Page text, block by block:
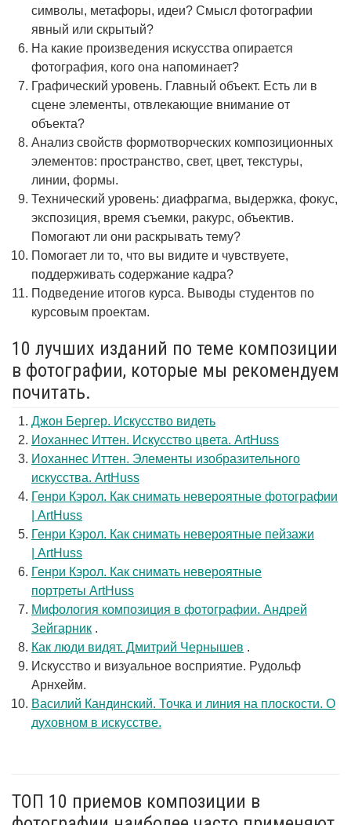
символы, метафоры, идеи? Смысл фотографии
явный или скрытый?
На какие произведения искусства опирается
фотография, кого она напоминает?
Графический уровень. Главный объект. Есть ли в
сцене элементы, отвлекающие внимание от
объекта?
Анализ свойств формотворческих композиционных
элементов: пространство, свет, цвет, текстуры,
линии, формы.
Технический уровень: диафрагма, выдержка, фокус,
экспозиция, время съемки, ракурс, объектив.
Помогают ли они раскрывать тему?
Помогает ли то, что вы видите и чувствуете,
поддерживать содержание кадра?
Подведение итогов курса. Выводы студентов по
курсовым проектам.
10 лучших изданий по теме композиции
в фотографии, которые мы рекомендуем
почитать.
Джон Бергер. Искусство видеть
Иоханнес Иттен. Искусство цвета. ArtHuss
Иоханнес Иттен. Элементы изобразительного
искусства. ArtHuss
Генри Кэрол. Как снимать невероятные фотографии
| ArtHuss
Генри Кэрол. Как снимать невероятные пейзажи
| ArtHuss
Генри Кэрол. Как снимать невероятные
портреты ArtHuss
Мифология композиция в фотографии. Андрей
Зейгарник .
Как люди видят. Дмитрий Чернышев .
Искусство и визуальное восприятие. Рудольф
Арнхейм.
Василий Кандинский. Точка и линия на плоскости. О
духовном в искусстве.
ТОП 10 приемов композиции в